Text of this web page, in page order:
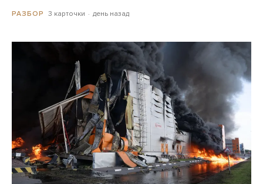
РАЗБОР 3 карточки день назад